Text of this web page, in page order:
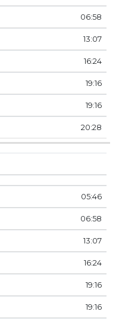
06:58
13:07
16:24
19:16
19:16
20:28
05:46
06:58
13:07
16:24
19:16
19:16